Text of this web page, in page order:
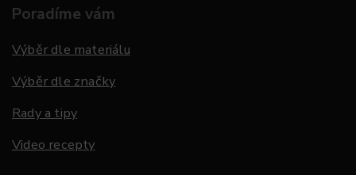
Poradíme vám
Výběr dle materiálu
Výběr dle značky
Rady a tipy
Video recepty